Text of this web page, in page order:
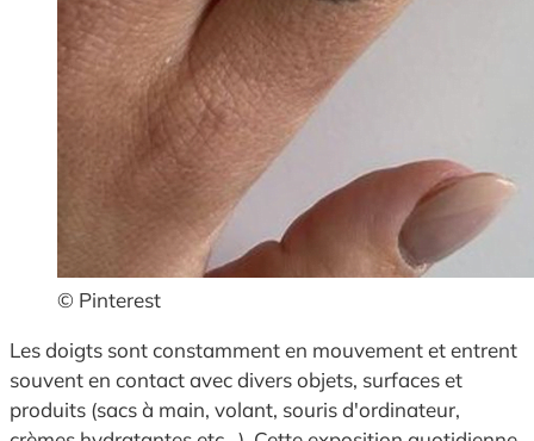
© Pinterest
Les doigts sont constamment en mouvement et entrent
souvent en contact avec divers objets, surfaces et
produits (sacs à main, volant, souris d'ordinateur,